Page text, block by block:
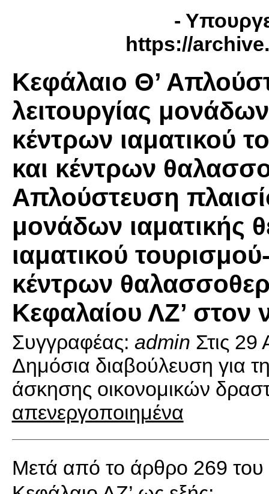
-
https://
Κεφάλαιο Θ’
λειτουργίας
κέντρων ιαματικού
και κέντρων
Απλούστευση
μονάδων ιαματικής
ιαματικού
κέντρων
Κεφαλαίου ΛΖ’ στον
Συγγραφέας: admin Στις 29
Δημόσια διαβούλευση για
άσκησης οικονομικών
απενεργοποιημένα
Μετά από το άρθρο 269 του